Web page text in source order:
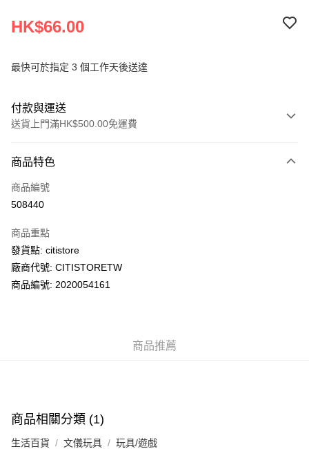
HK$66.00
最快可於指定 3 個工作天後送達
付款與運送
送貨上門滿HK$500.00免運費
信用卡
AlipayHK
WeChat Pay
送貨方式
每筆HK$50.00，滿HK$200.00或以上免運費
UNY 門市自取
商品特色
商品編號
508440
商品重點
發貨點: citistore
廠商代號: CITISTORETW
商品編號: 2020054161
商品推薦
商品相關分類 (1)
生活百貨 文儀玩具 玩具/遊戲